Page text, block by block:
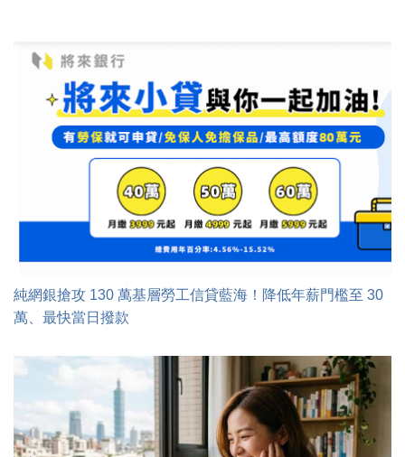
純網銀搶攻 130 萬基層勞工信貸藍海！降低年薪門檻至 30
萬、最快當日撥款